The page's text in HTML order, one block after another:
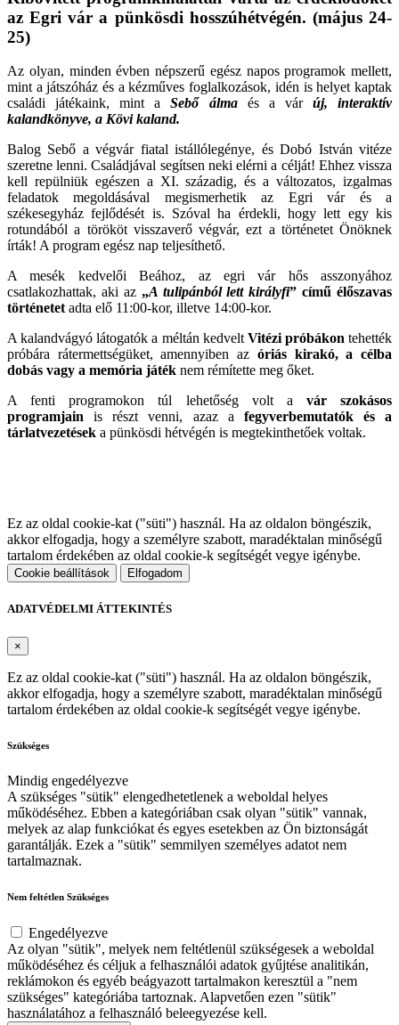
az Egri vár a pünkösdi hosszúhétvégén. (május 24-
25)
Az olyan, minden évben népszerű egész napos programok mellett,
mint a játszóház és a kézműves foglalkozások, idén is helyet kaptak
családi játékaink, mint aSebő álmaés a várúj, interaktív
kalandkönyve, a Kövi kaland.
Balog Sebő a végvár fiatal istállólegénye, és Dobó István vitéze
szeretne lenni. Családjával segítsen neki elérni a célját! Ehhez vissza
kell repülniük egészen a XI. századig, és a változatos, izgalmas
feladatok megoldásával megismerhetik az Egri vár és a
székesegyház fejlődését is. Szóval ha érdekli, hogy lett egy kis
rotundából a törököt visszaverő végvár, ezt a történetet Önöknek
írták! A program egész nap teljesíthető.
A mesék kedvelői Beához, az egri vár hős asszonyához
csatlakozhattak, aki az „A tulipánból lett királyfi” című élőszavas
történetet adta elő 11:00-kor, illetve 14:00-kor.
A kalandvágyó látogatók a méltán kedvelt Vitézi próbákon tehették
próbára rátermettségüket, amennyiben az óriás kirakó, a célba
dobás vagy a memória játék nem rémítette meg őket.
A fenti programokon túl lehetőség volt a vár szokásos
programjain is részt venni, azaz a fegyverbemutatók és a
tárlatvezetések a pünkösdi hétvégén is megtekinthetőek voltak.
Ez az oldal cookie-kat ("süti") használ. Ha az oldalon böngészik,
akkor elfogadja, hogy a személyre szabott, maradéktalan minőségű
tartalom érdekében az oldal cookie-k segítségét vegye igénybe.
Cookie beállítások Elfogadom
ADATVÉDELMI ÁTTEKINTÉS
×
Ez az oldal cookie-kat ("süti") használ. Ha az oldalon böngészik,
akkor elfogadja, hogy a személyre szabott, maradéktalan minőségű
tartalom érdekében az oldal cookie-k segítségét vegye igénybe.
Szükséges
Mindig engedélyezve
A szükséges "sütik" elengedhetetlenek a weboldal helyes
működéséhez. Ebben a kategóriában csak olyan "sütik" vannak,
melyek az alap funkciókat és egyes esetekben az Ön biztonságát
garantálják. Ezek a "sütik" semmilyen személyes adatot nem
tartalmaznak.
Nem feltétlen Szükséges
Engedélyezve
Az olyan "sütik", melyek nem feltétlenül szükségesek a weboldal
működéséhez és céljuk a felhasználói adatok gyűjtése analitikán,
reklámokon és egyéb beágyazott tartalmakon keresztül a "nem
szükséges" kategóriába tartoznak. Alapvetően ezen "sütik"
használatához a felhasználó beleegyezése kell.